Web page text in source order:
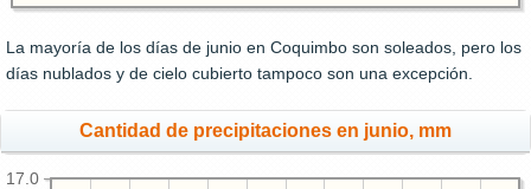
La mayoría de los días de junio en Coquimbo son soleados, pero los
días nublados y de cielo cubierto tampoco son una excepción.
Cantidad de precipitaciones en junio, mm
17.0